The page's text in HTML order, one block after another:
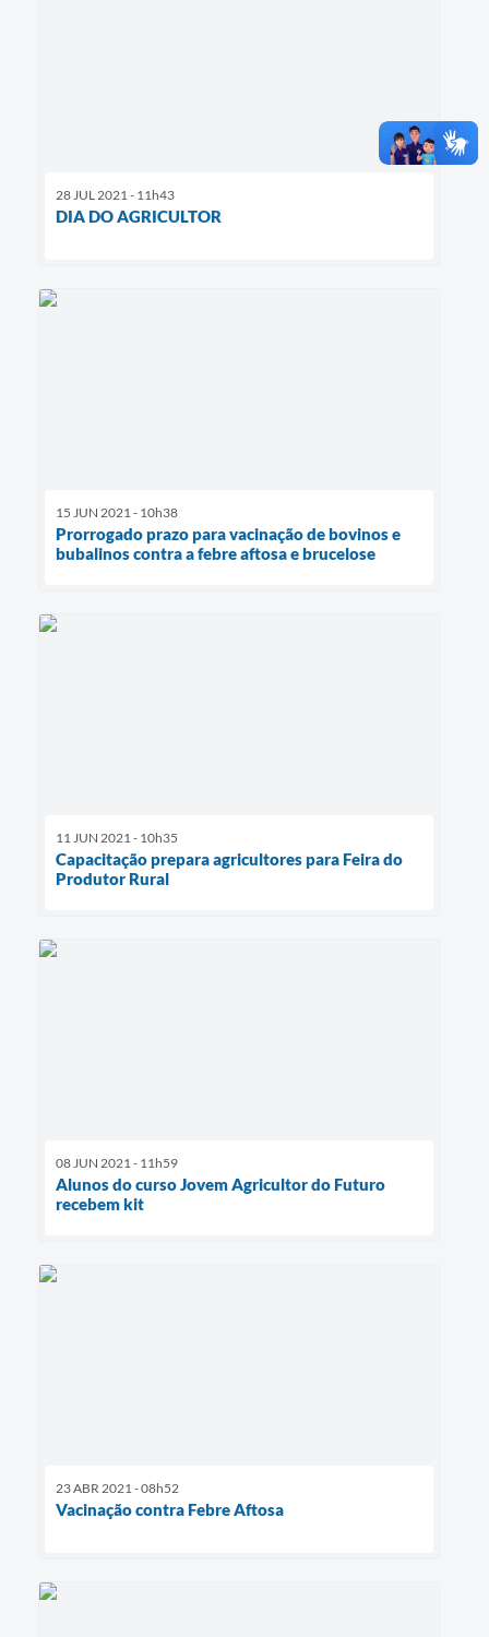
28 JUL 2021 - 11h43
DIA DO AGRICULTOR
15 JUN 2021 - 10h38
Prorrogado prazo para vacinação de bovinos e
bubalinos contra a febre aftosa e brucelose
11 JUN 2021 - 10h35
Capacitação prepara agricultores para Feira do
Produtor Rural
08 JUN 2021 - 11h59
Alunos do curso Jovem Agricultor do Futuro
recebem kit
23 ABR 2021 - 08h52
Vacinação contra Febre Aftosa